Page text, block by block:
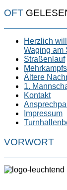
OFT
Herzlich
Waging am
Straßenlauf
Ältere
1.
Kontakt
Impressum
VORWORT